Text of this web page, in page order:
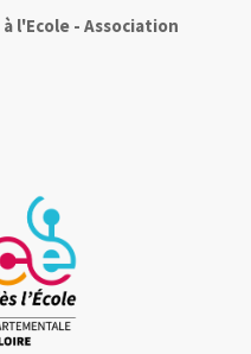
l'Ecole - Association